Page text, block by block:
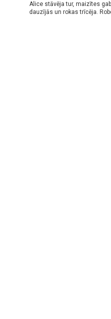
Alice stāvēja tur, maizītes
dauzījās un rokas trīcēja.